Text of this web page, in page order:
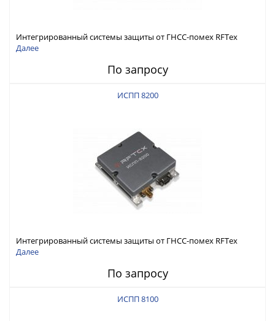
Интегрированный системы защиты от ГНСС-помех RFТех
ИСПП 8300
Далее
По запросу
ИСПП 8200
Интегрированный системы защиты от ГНСС-помех RFТех
ИСПП 8200
Далее
По запросу
ИСПП 8100